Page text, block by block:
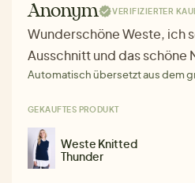
Anonym VERIFIZIERTER
Wunderschöne Weste, ich
Ausschnitt und das schöne
Automatisch übersetzt aus dem
GEKAUFTES PRODUKT
Weste Knitted
Thunder